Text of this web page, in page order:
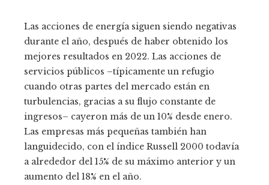
Las acciones de energía siguen siendo negativas
durante el año, después de haber obtenido los
mejores resultados en 2022. Las acciones de
servicios públicos –típicamente un refugio
cuando otras partes del mercado están en
turbulencias, gracias a su flujo constante de
ingresos– cayeron más de un 10% desde enero.
Las empresas más pequeñas también han
languidecido, con el índice Russell 2000 todavía
a alrededor del 15% de su máximo anterior y un
aumento del 18% en el año.